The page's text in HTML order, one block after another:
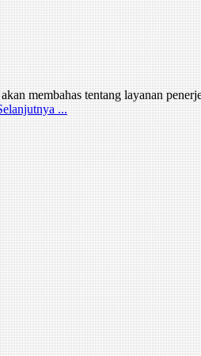
membahas tentang layanan
...